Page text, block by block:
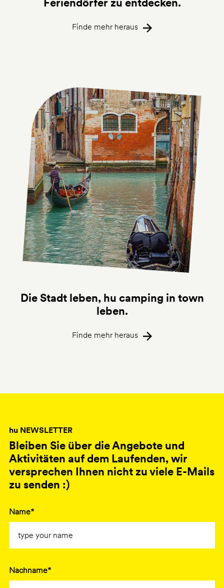
Feriendörfer zu entdecken.
Finde mehr heraus
Die Stadt leben, hu camping in town
leben.
Finde mehr heraus
hu NEWSLETTER
Bleiben Sie über die Angebote und
Aktivitäten auf dem Laufenden, wir
versprechen Ihnen nicht zu viele E-Mails
zu senden :)
Name*
Nachname*